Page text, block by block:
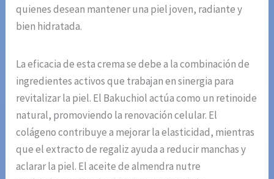
quienes desean mantener una piel joven, radiante y
bien hidratada.
La eficacia de esta crema se debe a la combinación de
ingredientes activos que trabajan en sinergia para
revitalizar la piel. El Bakuchiol actúa como un retinoide
natural, promoviendo la renovación celular. El
colágeno contribuye a mejorar la elasticidad, mientras
que el extracto de regaliz ayuda a reducir manchas y
aclarar la piel. El aceite de almendra nutre